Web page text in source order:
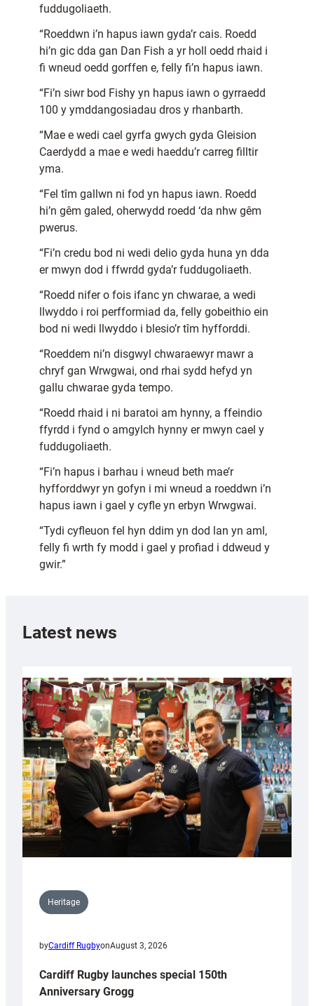
fuddugoliaeth.
“Roeddwn i’n hapus iawn gyda’r cais. Roedd
hi’n gic dda gan Dan Fish a yr holl oedd rhaid i
fi wneud oedd gorffen e, felly fi’n hapus iawn.
“Fi’n siwr bod Fishy yn hapus iawn o gyrraedd
100 y ymddangosiadau dros y rhanbarth.
“Mae e wedi cael gyrfa gwych gyda Gleision
Caerdydd a mae e wedi haeddu’r carreg filltir
yma.
“Fel tîm gallwn ni fod yn hapus iawn. Roedd
hi’n gêm galed, oherwydd roedd ‘da nhw gêm
pwerus.
“Fi’n credu bod ni wedi delio gyda huna yn dda
er mwyn dod i ffwrdd gyda’r fuddugoliaeth.
“Roedd nifer o fois ifanc yn chwarae, a wedi
llwyddo i roi perfformiad da, felly gobeithio ein
bod ni wedi llwyddo i blesio’r tîm hyfforddi.
“Roeddem ni’n disgwyl chwaraewyr mawr a
chryf gan Wrwgwai, ond rhai sydd hefyd yn
gallu chwarae gyda tempo.
“Roedd rhaid i ni baratoi am hynny, a ffeindio
ffyrdd i fynd o amgylch hynny er mwyn cael y
fuddugoliaeth.
“Fi’n hapus i barhau i wneud beth mae’r
hyfforddwyr yn gofyn i mi wneud a roeddwn i’n
hapus iawn i gael y cyfle yn erbyn Wrwgwai.
“Tydi cyfleuon fel hyn ddim yn dod lan yn aml,
felly fi wrth fy modd i gael y profiad i ddweud y
gwir.”
Latest news
Heritage
byCardiff RugbyonAugust 3, 2026
Cardiff Rugby launches special 150th
Anniversary Grogg